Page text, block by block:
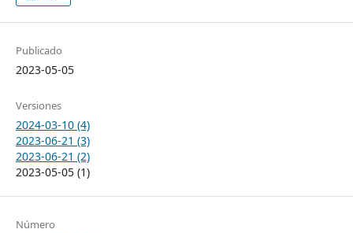
Publicado
2023-05-05
Versiones
2024-03-10 (4)
2023-06-21 (3)
2023-06-21 (2)
2023-05-05 (1)
Número